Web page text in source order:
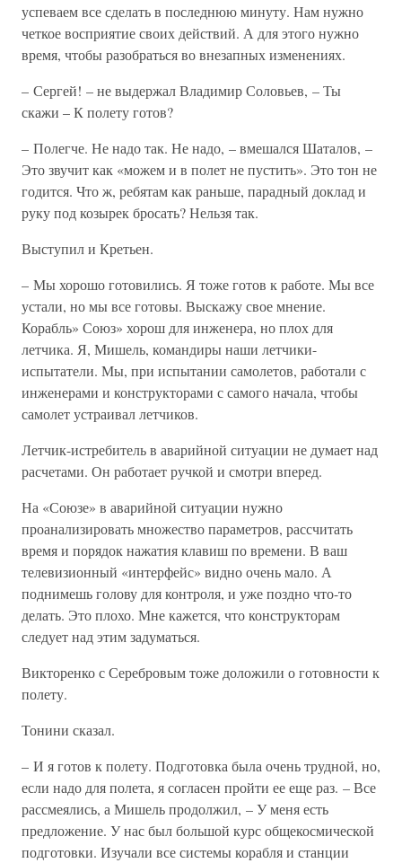
успеваем все сделать в последнюю минуту. Нам нужно
четкое восприятие своих действий. А для этого нужно
время, чтобы разобраться во внезапных изменениях.
– Сергей! – не выдержал Владимир Соловьев, – Ты
скажи – К полету готов?
– Полегче. Не надо так. Не надо, – вмешался Шаталов, –
Это звучит как «можем и в полет не пустить». Это тон не
годится. Что ж, ребятам как раньше, парадный доклад и
руку под козырек бросать? Нельзя так.
Выступил и Кретьен.
– Мы хорошо готовились. Я тоже готов к работе. Мы все
устали, но мы все готовы. Выскажу свое мнение.
Корабль» Союз» хорош для инженера, но плох для
летчика. Я, Мишель, командиры наши летчики-
испытатели. Мы, при испытании самолетов, работали с
инженерами и конструкторами с самого начала, чтобы
самолет устраивал летчиков.
Летчик-истребитель в аварийной ситуации не думает над
расчетами. Он работает ручкой и смотри вперед.
На «Союзе» в аварийной ситуации нужно
проанализировать множество параметров, рассчитать
время и порядок нажатия клавиш по времени. В ваш
телевизионный «интерфейс» видно очень мало. А
поднимешь голову для контроля, и уже поздно что-то
делать. Это плохо. Мне кажется, что конструкторам
следует над этим задуматься.
Викторенко с Серебровым тоже доложили о готовности к
полету.
Тонини сказал.
– И я готов к полету. Подготовка была очень трудной, но,
если надо для полета, я согласен пройти ее еще раз. – Все
рассмеялись, а Мишель продолжил, – У меня есть
предложение. У нас был большой курс общекосмической
подготовки. Изучали все системы корабля и станции